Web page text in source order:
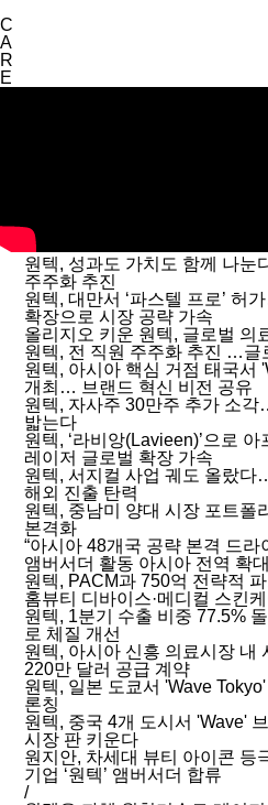
C
A
R
E
원텍, 성과도 가치도 함께 나눈
주주화 추진
원텍, 대만서 ‘파스텔 프로’ 허
확장으로 시장 공략 가속
올리지오 키운 원텍, 글로벌 의
원텍, 전 직원 주주화 추진 …글
원텍, 아시아 핵심 거점 태국서
개최… 브랜드 혁신 비전 공유
원텍, 자사주 30만주 추가 소
밟는다
원텍, ‘라비앙(Lavieen)’으로
레이저 글로벌 확장 가속
원텍, 서지컬 사업 궤도 올랐다
해외 진출 탄력
원텍, 중남미 양대 시장 포트폴
본격화
“아시아 48개국 공략 본격 드라
앰버서더 활동 아시아 전역 확대
원텍, PACM과 750억 전략적
홈뷰티 디바이스·메디컬 스킨
원텍, 1분기 수출 비중 77.5%
로 체질 개선
원텍, 아시아 신흥 의료시장
220만 달러 공급 계약
원텍, 일본 도쿄서 'Wave
론칭
원텍, 중국 4개 도시서 'Wave'
시장 판 키운다
원지안, 차세대 뷰티 아이콘 등
기업 ‘원텍’ 앰버서더 합류
/